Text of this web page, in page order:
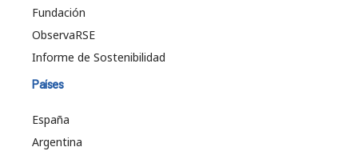
Fundación
ObservaRSE
Informe de Sostenibilidad
Países
España
Argentina